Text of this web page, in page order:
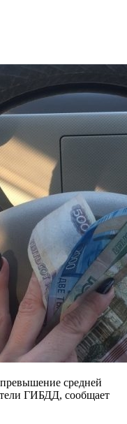
средней
ГИБДД, сообщает